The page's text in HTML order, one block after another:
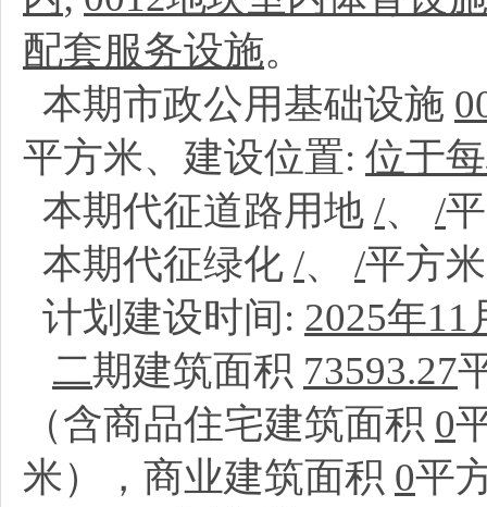
配套服务设施。
本期市政公用基础设施
平方米、建设位置: 位于
本期代征道路用地 /、 /
本期代征绿化 /、 /平方
计划建设时间: 2025年11
二期建筑面积 73593.27
（含商品住宅建筑面积 0
米），商业建筑面积 0平